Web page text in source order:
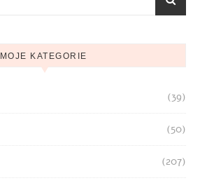
MOJE KATEGORIE
(39)
(50)
(207)